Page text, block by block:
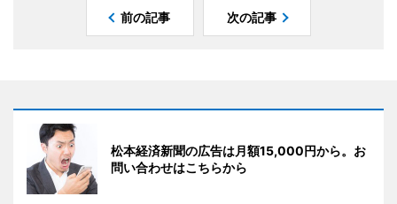
前の記事 次の記事
松本経済新聞の広告は月額15,000円から。お
問い合わせはこちらから